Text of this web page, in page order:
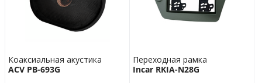
Коаксиальная акустика
ACV PB-693G
Переходная рамка
Incar RKIA-N28G